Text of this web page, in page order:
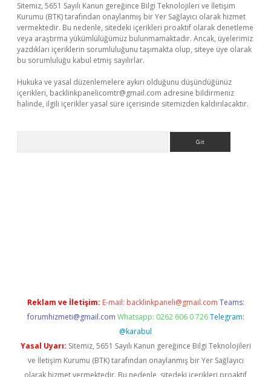
Sitemiz, 5651 Sayılı Kanun gereğince Bilgi Teknolojileri ve İletişim
Kurumu (BTK) tarafından onaylanmış bir Yer Sağlayıcı olarak hizmet
vermektedir. Bu nedenle, sitedeki içerikleri proaktif olarak denetleme
veya araştırma yükümlülüğümüz bulunmamaktadır. Ancak, üyelerimiz
yazdıkları içeriklerin sorumluluğunu taşımakta olup, siteye üye olarak
bu sorumluluğu kabul etmiş sayılırlar.
Hukuka ve yasal düzenlemelere aykırı olduğunu düşündüğünüz
içerikleri, backlinkpanelicomtr@gmail.com adresine bildirmeniz
halinde, ilgili içerikler yasal süre içerisinde sitemizden kaldırılacaktır.
Reklam ve İletişim: E-mail: backlinkpaneli@gmail.com Teams:
forumhizmeti@gmail.com Whatsapp: 0262 606 0 726 Telegram:
@karabul
Yasal Uyarı: Sitemiz, 5651 Sayılı Kanun gereğince Bilgi Teknolojileri
ve İletişim Kurumu (BTK) tarafından onaylanmış bir Yer Sağlayıcı
olarak hizmet vermektedir. Bu nedenle, sitedeki içerikleri proaktif